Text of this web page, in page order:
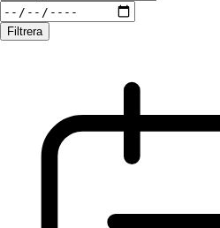
Filtrera